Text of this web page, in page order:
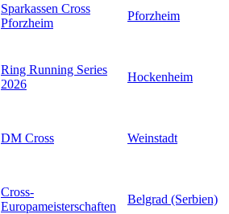
Sparkassen Cross
Pforzheim
Pforzheim
Ring Running Series
2026
Hockenheim
DM Cross Weinstadt
Cross-
Europameisterschaften
Belgrad (Serbien)